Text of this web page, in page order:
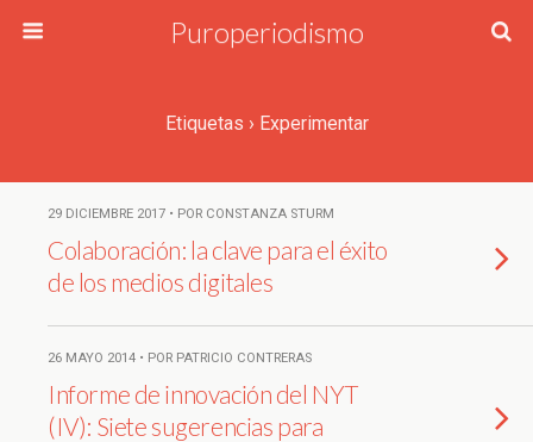
Puroperiodismo
Etiquetas › Experimentar
29 DICIEMBRE 2017 • POR CONSTANZA STURM
Colaboración: la clave para el éxito
de los medios digitales
26 MAYO 2014 • POR PATRICIO CONTRERAS
Informe de innovación del NYT
(IV): Siete sugerencias para